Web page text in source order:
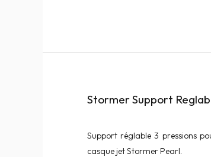
Stormer Support
Support réglable 3 pressions
casque jet Stormer Pearl.